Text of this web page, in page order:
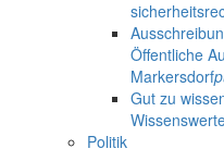
Öffentliche
Markersdorf
Gut zu
Politik